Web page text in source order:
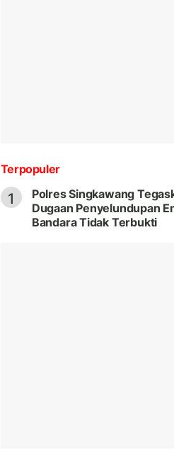
Terpopuler
1
Polres Singkawang
Dugaan Penyelundupan
Bandara Tidak Terbukti